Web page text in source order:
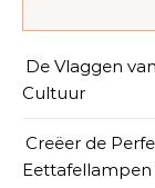
De Vlaggen
Cultuur
Creëer de